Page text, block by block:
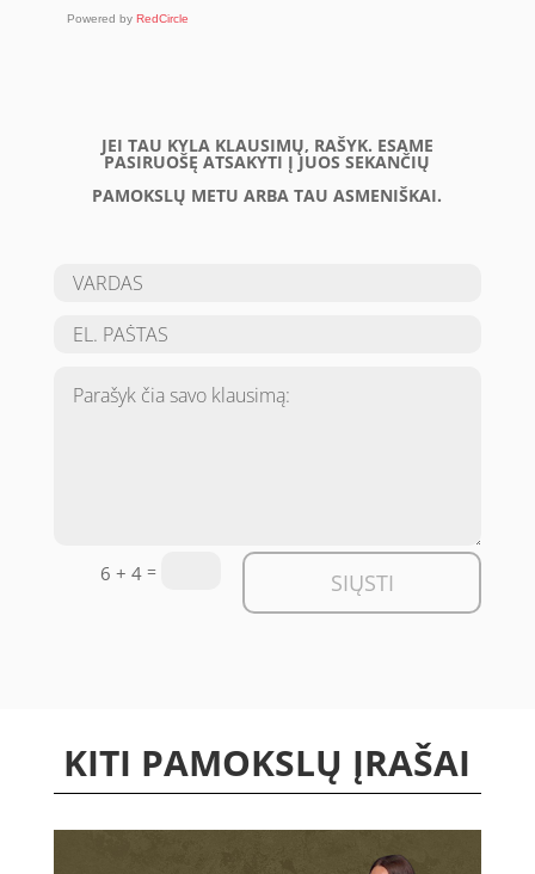
Powered by RedCircle
JEI TAU KYLA KLAUSIMŲ, RAŠYK. ESAME
PASIRUOŠĘ ATSAKYTI Į JUOS SEKANČIŲ
PAMOKSLŲ METU ARBA TAU ASMENIŠKAI.
6 + 4 = SIŲSTI
KITI PAMOKSLŲ ĮRAŠAI